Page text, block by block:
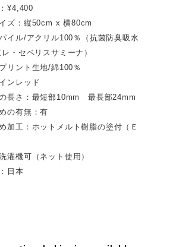
¥4,400
ズ：縦50cm x 横80cm
イル/アクリル100％（抗菌防臭吸水
・セベリスサミーナ）
ト生地/綿100％
ンレッド
長さ：最短部10mm 最長部24mm
の有無：有
加工：ホットメルト樹脂の塗付（Ｅ
濯機可（ネット使用）
日本